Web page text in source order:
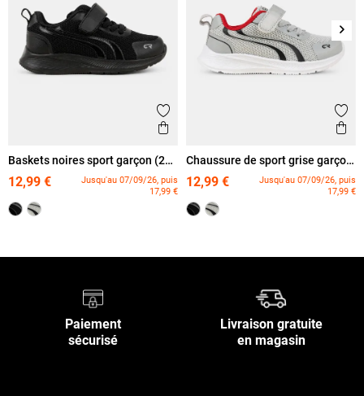
Ajouter aux favoris
Aperçu rapide
Baskets noires sport garçon (24-
30)
12,99 €
Jusqu'au 07/09/26, puis
17,99 €
Chaussure de sport grise garçon
(24-30)
12,99 €
Jusqu'au 07/09/26, puis
17,99 €
Paiement
sécurisé
Livraison gratuite
en magasin